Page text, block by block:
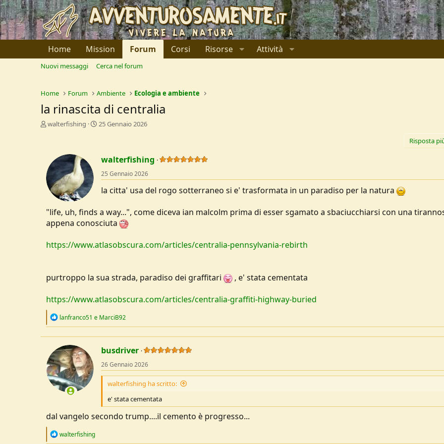
Home Mission Forum Corsi Risorse Attività
Nuovi messaggi Cerca nel forum
Home Forum Ambiente Ecologia e ambiente
la rinascita di centralia
C
o
e
D
s
c
s
n
e
walterfishing
D
d
n
o
25 Gennaio 2026
Risposta
walterfishing
25 Gennaio 2026
la citta' usa del rogo sotterraneo si e' trasformata in un paradiso per la natura
"life, uh, finds a way...", come diceva ian malcolm prima di esser sgamato a sbaciucchiarsi con una
appena conosciuta
https://www.atlasobscura.com/articles/centralia-pennsylvania-rebirth
purtroppo la sua strada, paradiso dei graffitari
, e' stata cementata
https://www.atlasobscura.com/articles/centralia-graffiti-highway-buried
R
t
i
o
n
s
:
lanfranco51 e MarciB92
busdriver
26 Gennaio 2026
walterfishing ha scritto:
e' stata cementata
dal vangelo secondo trump....il cemento è progresso...
R
walterfishing